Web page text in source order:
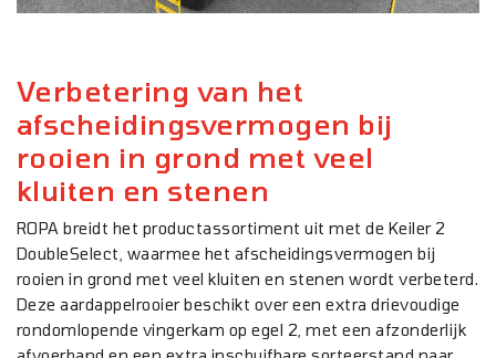
Verbetering van het
afscheidingsvermogen bij
rooien in grond met veel
kluiten en stenen
ROPA breidt het productassortiment uit met de Keiler 2
DoubleSelect, waarmee het afscheidingsvermogen bij
rooien in grond met veel kluiten en stenen wordt verbeterd.
Deze aardappelrooier beschikt over een extra drievoudige
rondomlopende vingerkam op egel 2, met een afzonderlijk